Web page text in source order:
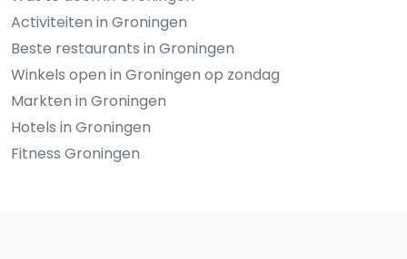
Activiteiten in Groningen
Beste restaurants in Groningen
Winkels open in Groningen op zondag
Markten in Groningen
Hotels in Groningen
Fitness Groningen